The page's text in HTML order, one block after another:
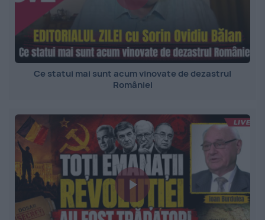
Ce statui mai sunt acum vinovate de dezastrul
României